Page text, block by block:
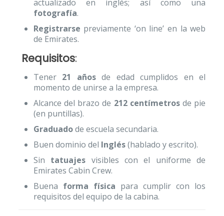
actualizado en inglés; así como una
fotografía.
Registrarse previamente ‘on line’ en la web
de Emirates.
Requisitos:
Tener 21 añosde edad cumplidos en el
momento de unirse a la empresa.
Alcance del brazo de 212 centímetrosde pie
(en puntillas).
Graduadode escuela secundaria.
Buen dominio del Inglés(hablado y escrito).
Sin tatuajes visibles con el uniforme de
Emirates Cabin Crew.
Buena forma física para cumplir con los
requisitos del equipo de la cabina.